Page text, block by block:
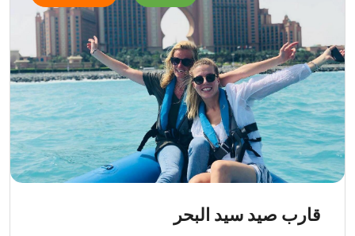
قارب صيد سيد البحر